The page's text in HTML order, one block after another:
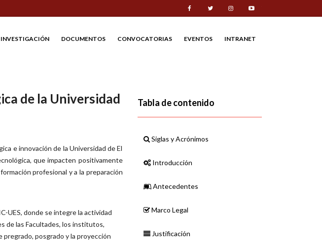
Facebook Twitter Instagram
INVESTIGACIÓN DOCUMENTOS CONVOCATORIAS EVENTOS INTRANET
de la Universidad
e innovación de la Universidad de El
que impacten positivamente
profesional y a la preparación
UES, donde se integre la actividad
de las Facultades, los institutos,
posgrado y la proyección
Tabla de contenido
Siglas y Acrónimos
Introducción
Antecedentes
Marco Legal
Justificación